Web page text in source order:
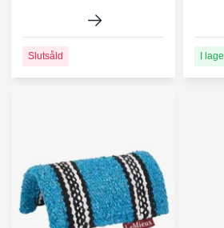
Slutsåld I